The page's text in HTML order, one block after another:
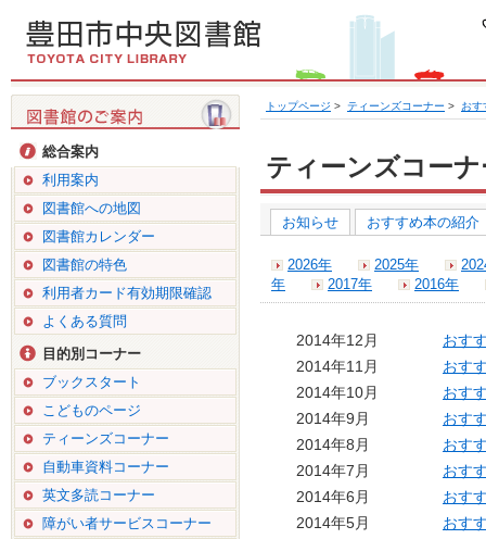
総合案内
利用案内
図書館への地図
図書館カレンダー
図書館の特色
利用者カード有効期限確認
よくある質問
目的別コーナー
ブックスタート
こどものページ
ティーンズコーナー
自動車資料コーナー
英文多読コーナー
障がい者サービスコーナー
トップページ > ティーンズコーナー > おす
ティーンズコー
お知らせ おすすめ本の紹介
2026年 2025年
年
2017年 2016年
2014年12月
おす
2014年11月
おす
2014年10月
おす
2014年9月
おす
2014年8月
おす
2014年7月
おす
2014年6月
おす
2014年5月
おす